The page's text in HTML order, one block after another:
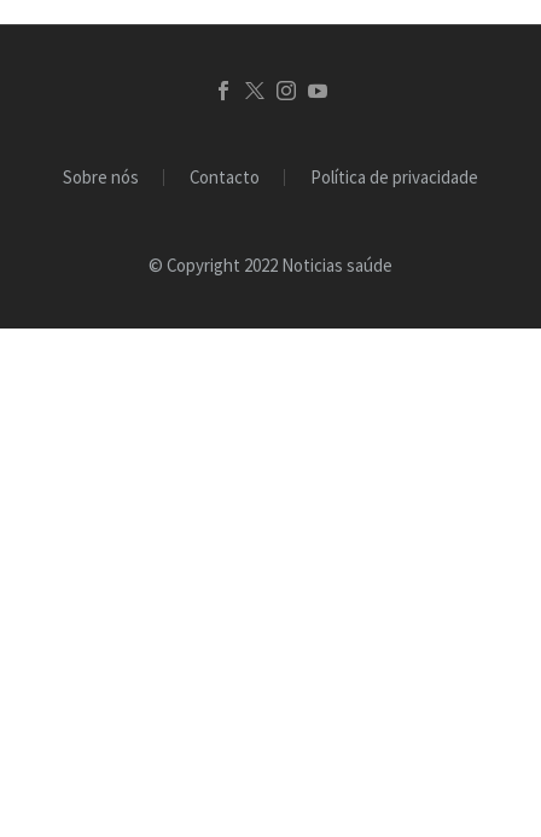
Sobre nós Contacto Política de privacidade
© Copyright 2022 Noticias saúde